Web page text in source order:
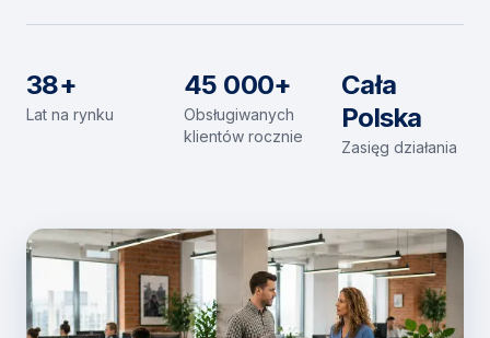
38+
Lat na rynku
45 000+
Obsługiwanych
klientów rocznie
Cała
Polska
Zasięg działania